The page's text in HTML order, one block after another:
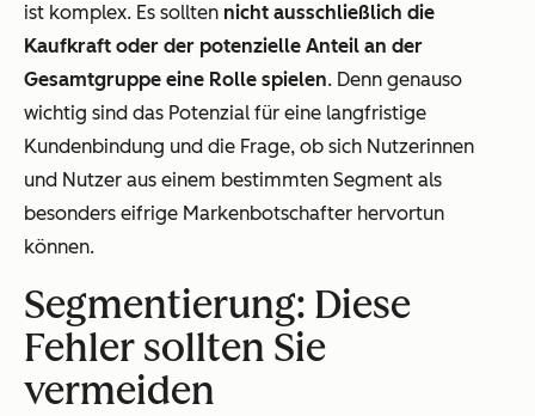
ist komplex. Es sollten nicht ausschließlich die
Kaufkraft oder der potenzielle Anteil an der
Gesamtgruppe eine Rolle spielen. Denn genauso
wichtig sind das Potenzial für eine langfristige
Kundenbindung und die Frage, ob sich Nutzerinnen
und Nutzer aus einem bestimmten Segment als
besonders eifrige Markenbotschafter hervortun
können.
Segmentierung: Diese
Fehler sollten Sie
vermeiden